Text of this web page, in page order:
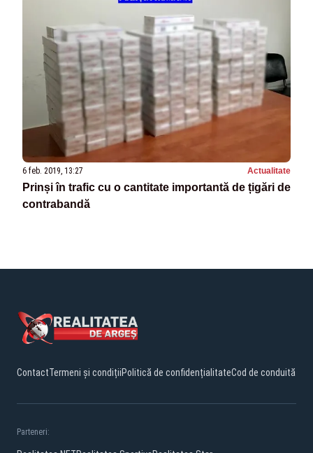
6 feb. 2019, 13:27 Actualitate
Prinși în trafic cu o cantitate importantă de țigări de
contrabandă
ContactTermeni și condițiiPolitică de confidențialitateCod de conduită
Parteneri: